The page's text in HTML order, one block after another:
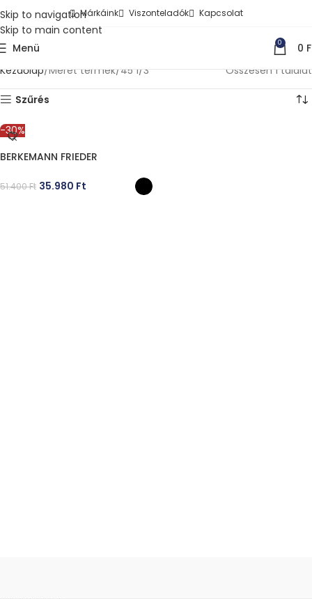
Skip to navigation
Skip to main content
Márkáink Viszonteladók Kapcsolat
Menü 0 0
Kezdőlap Méret termék 45 1/3 Összesen 1 találat
Szűrés
-30%
BERKEMANN FRIEDER
51.400Ft 35.980 Ft